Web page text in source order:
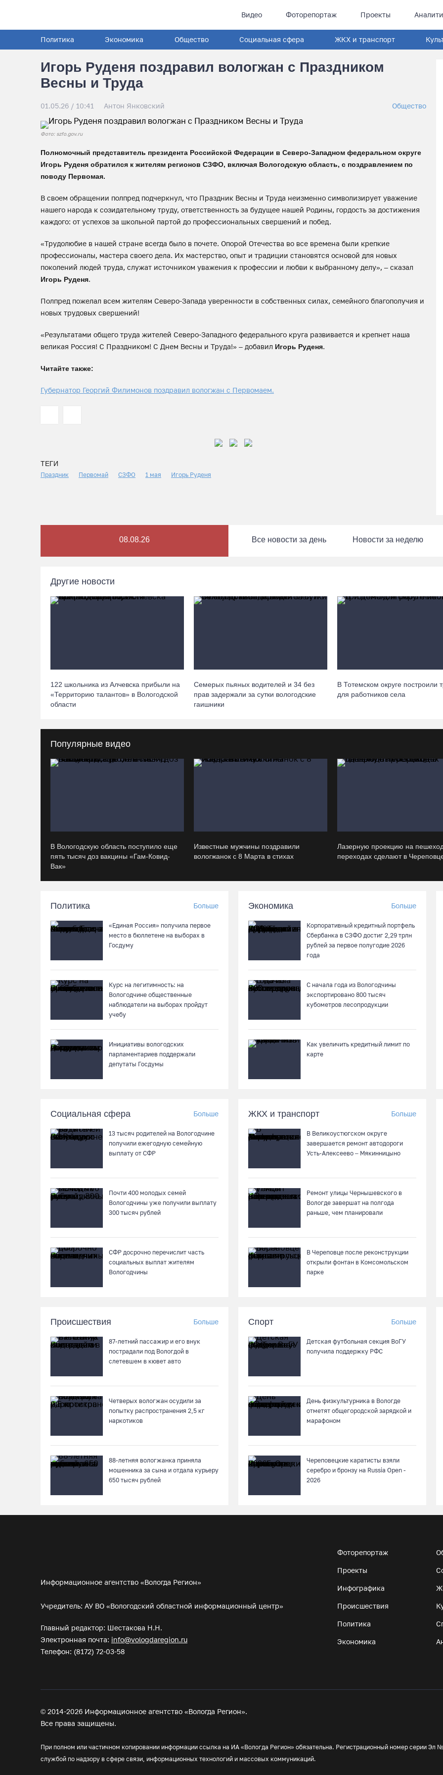
Видео Фоторепортаж Проекты
Политика Экономика Общество Социальная сфера ЖКХ и транспорт
Игорь Руденя поздравил вологжан с Праздником
Весны и Труда
01.05.26 / 10:41 Антон Янковский Общество
Фото: szfo.gov.ru
Полномочный представитель президента Российской Федерации в Северо-Западном федеральном округе
Игорь Руденя обратился к жителям регионов СЗФО, включая Вологодскую область, с поздравлением по
поводу Первомая.
В своем обращении полпред подчеркнул, что Праздник Весны и Труда неизменно символизирует уважение
нашего народа к созидательному труду, ответственность за будущее нашей Родины, гордость за достижения
каждого: от успехов за школьной партой до профессиональных свершений и побед.
«Трудолюбие в нашей стране всегда было в почете. Опорой Отечества во все времена были крепкие
профессионалы, мастера своего дела. Их мастерство, опыт и традиции становятся основой для новых
поколений людей труда, служат источником уважения к профессии и любви к выбранному делу», – сказал
Игорь Руденя.
Полпред пожелал всем жителям Северо-Запада уверенности в собственных силах, семейного благополучия и
новых трудовых свершений!
«Результатами общего труда жителей Северо-Западного федерального круга развивается и крепнет наша
великая Россия! С Праздником! С Днем Весны и Труда!» – добавил Игорь Руденя.
Читайте также:
Губернатор Георгий Филимонов поздравил вологжан с Первомаем.
ТЕГИ
Праздник Первомай СЗФО 1 мая Игорь Руденя
08.08.26 Все новости за день Новости за неделю
Другие новости
122 школьника из Алчевска прибыли на
«Территорию талантов» в Вологодской
области
Семерых пьяных водителей и 34 без
прав задержали за сутки вологодские
гаишники
В Тотемском округе построили
для работников села
Популярные видео
В Вологодскую область поступило еще
пять тысяч доз вакцины «Гам-Ковид-
Вак»
Известные мужчины поздравили
вологжанок с 8 Марта в стихах
Лазерную проекцию на
переходах сделают в
Политика Больше
«Единая Россия» получила первое
место в бюллетене на выборах в
Госдуму
Курс на легитимность: на
Вологодчине общественные
наблюдатели на выборах пройдут
учебу
Инициативы вологодских
парламентариев поддержали
депутаты Госдумы
Экономика Больше
Корпоративный кредитный портфель
Сбербанка в СЗФО достиг 2,29 трлн
рублей за первое полугодие 2026
года
С начала года из Вологодчины
экспортировано 800 тысяч
кубометров лесопродукции
Как увеличить кредитный лимит по
карте
Социальная сфера Больше
13 тысяч родителей на Вологодчине
получили ежегодную семейную
выплату от СФР
Почти 400 молодых семей
Вологодчины уже получили выплату
300 тысяч рублей
СФР досрочно перечислит часть
социальных выплат жителям
Вологодчины
ЖКХ и транспорт Больше
В Великоустюгском округе
завершается ремонт автодороги
Усть-Алексеево – Мякинницыно
Ремонт улицы Чернышевского в
Вологде завершат на полгода
раньше, чем планировали
В Череповце после реконструкции
открыли фонтан в Комсомольском
парке
Происшествия Больше
87-летний пассажир и его внук
пострадали под Вологдой в
слетевшем в кювет авто
Четверых вологжан осудили за
попытку распространения 2,5 кг
наркотиков
88-летняя вологжанка приняла
мошенника за сына и отдала курьеру
650 тысяч рублей
Спорт Больше
Детская футбольная секция ВоГУ
получила поддержку РФС
День физкультурника в Вологде
отметят общегородской зарядкой и
марафоном
Череповецкие каратисты взяли
серебро и бронзу на Russia Open -
2026
Информационное агентство «Вологда Регион»
Учредитель: АУ ВО «Вологодский областной информационный центр»
Главный редактор: Шестакова Н.Н.
Электронная почта: info@vologdaregion.ru
Телефон: (8172) 72-03-58
Фоторепортаж
Проекты
Инфографика
Происшествия
Политика
Экономика
© 2014-2026 Информационное агентство «Вологда Регион».
Все права защищены.
При полном или частичном копировании информации ссылка на ИА «Вологда Регион» обязательна. Регистрационный номер серии Эл
службой по надзору в сфере связи, информационных технологий и массовых коммуникаций.